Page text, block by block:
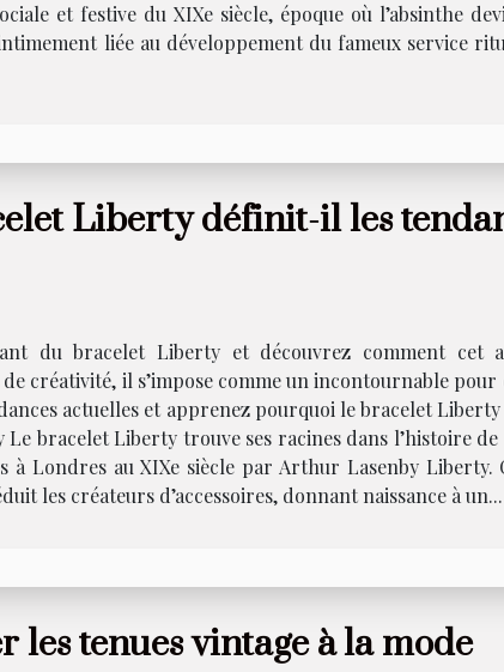
et festive du XIXe siècle, époque où l’absinthe
liée au développement du fameux service
Liberty définit-il les
du bracelet Liberty et découvrez comment cet
créativité, il s’impose comme un incontournable pour
actuelles et apprenez pourquoi le bracelet
bracelet Liberty trouve ses racines dans l’histoire
Londres au XIXe siècle par Arthur Lasenby Liberty.
les créateurs d’accessoires, donnant naissance à un...
les tenues vintage à la mode